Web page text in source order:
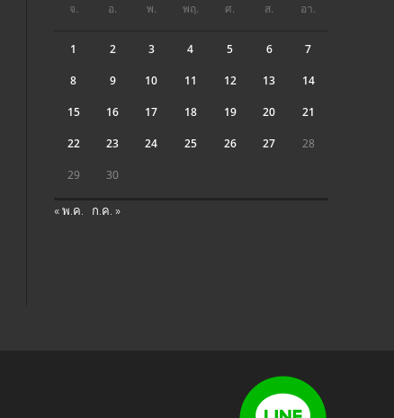
จ. อ. พ. พฤ. ศ. ส. อา.
1 2 3 4 5 6 7
8 9 10 11 12 13 14
15 16 17 18 19 20 21
22 23 24 25 26 27 28
29 30
« พ.ค. ก.ค. »